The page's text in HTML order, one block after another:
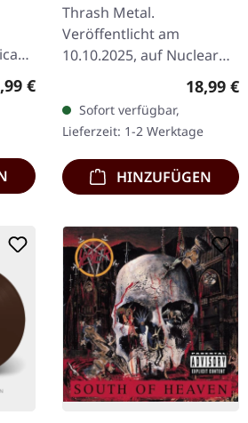
Preis:
€
Thrash Metal.
Veröffentlicht am
10.10.2025, auf Nuclear
Blast Records. CD Album
im Standard Jewelcase.
Testament kehren mit der
Wucht von tausend…
18,99 €
Sofort verfügbar,
Lieferzeit: 1-2 Werktage
HINZUFÜGEN